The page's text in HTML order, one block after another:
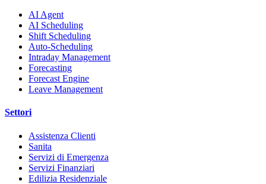
AI Agent
AI Scheduling
Shift Scheduling
Auto-Scheduling
Intraday Management
Forecasting
Forecast Engine
Leave Management
Settori
Assistenza Clienti
Sanita
Servizi di Emergenza
Servizi Finanziari
Edilizia Residenziale